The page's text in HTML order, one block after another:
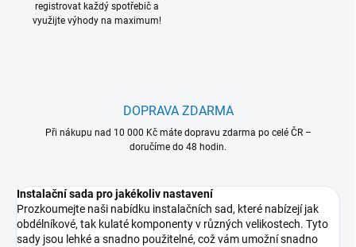
registrovat každý spotřebič a
využijte výhody na maximum!
DOPRAVA ZDARMA
Při nákupu nad 10 000 Kč máte dopravu zdarma po celé ČR –
doručíme do 48 hodin.
Instalační sada pro jakékoliv nastavení
Prozkoumejte naši nabídku instalačních sad, které nabízejí jak
obdélníkové, tak kulaté komponenty v různých velikostech. Tyto
sady jsou lehké a snadno použitelné, což vám umožní snadno